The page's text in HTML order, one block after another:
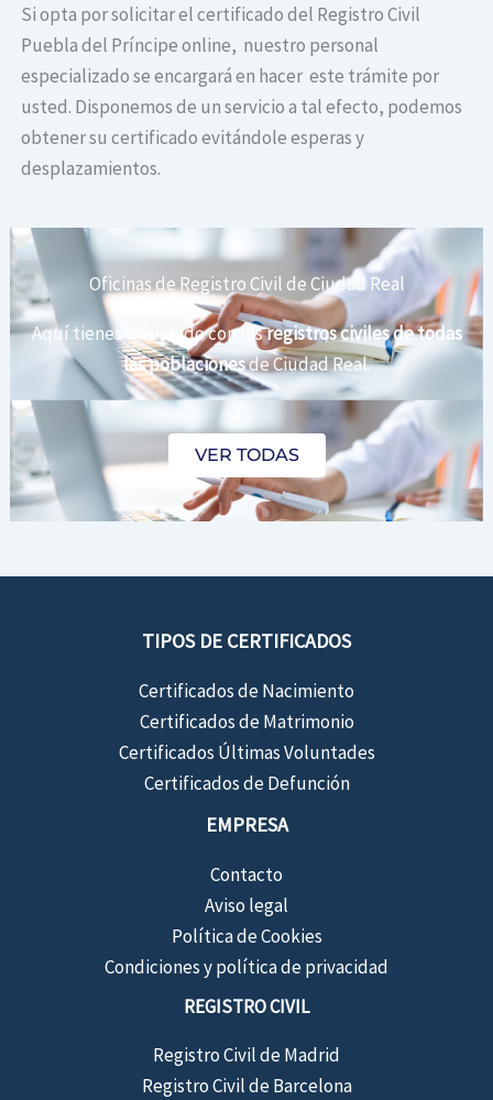
Si opta por solicitar el certificado del Registro Civil
Puebla del Príncipe online, nuestro personal
especializado se encargará en hacer este trámite por
usted. Disponemos de un servicio a tal efecto, podemos
obtener su certificado evitándole esperas y
desplazamientos.
Oficinas de Registro Civil de Ciudad Real
Aquí tienes un listado con losregistros civiles de todas
las poblacionesde Ciudad Real.
VER TODAS
TIPOS DE CERTIFICADOS
Certificados de Nacimiento
Certificados de Matrimonio
Certificados Últimas Voluntades
Certificados de Defunción
EMPRESA
Contacto
Aviso legal
Política de Cookies
Condiciones y política de privacidad
REGISTRO CIVIL
Registro Civil de Madrid
Registro Civil de Barcelona